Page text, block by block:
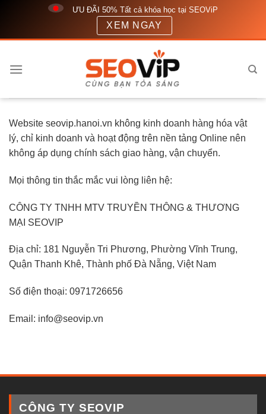
nội
ƯU ĐÃI 50% Tất cả khóa học tại SEOViP
XEM NGAY
Website seovip.hanoi.vn không kinh doanh hàng hóa vật
lý, chỉ kinh doanh và hoạt động trên nền tảng Online nên
không áp dụng chính sách giao hàng, vận chuyển.
Mọi thông tin thắc mắc vui lòng liên hệ:
CÔNG TY TNHH MTV TRUYỀN THÔNG & THƯƠNG
MẠI SEOVIP
Địa chỉ: 181 Nguyễn Tri Phương, Phường Vĩnh Trung,
Quận Thanh Khê, Thành phố Đà Nẵng, Việt Nam
Số điện thoại: 0971726656
Email: info@seovip.vn
CÔNG TY SEOVIP